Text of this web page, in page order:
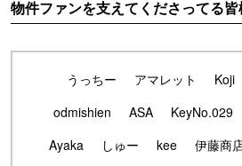
物件ファンを支えてくださってる皆
うっちー アマレット Koji
odmishien
ASA KeyNo.029
Ayaka
しゅー kee 伊藤商